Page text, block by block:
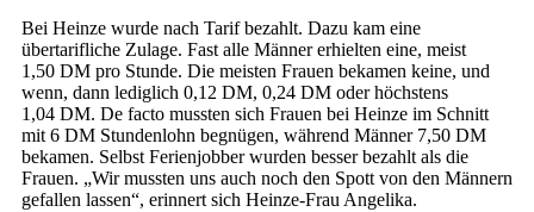
Bei Heinze wurde nach Tarif bezahlt. Dazu kam eine
übertarifliche Zulage. Fast alle Männer erhielten eine, meist
1,50 DM pro Stunde. Die meisten Frauen bekamen keine, und
wenn, dann lediglich 0,12 DM, 0,24 DM oder höchstens
1,04 DM. De facto mussten sich Frauen bei Heinze im Schnitt
mit 6 DM Stundenlohn begnügen, während Männer 7,50 DM
bekamen. Selbst Ferienjobber wurden besser bezahlt als die
Frauen. „Wir mussten uns auch noch den Spott von den Männern
gefallen lassen“, erinnert sich Heinze-Frau Angelika.